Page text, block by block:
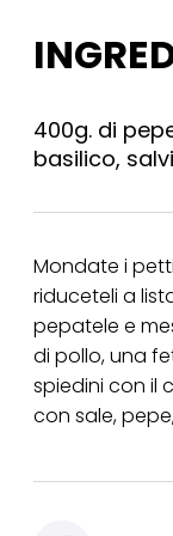
400g. di
basilico,
Mondate i
riduceteli a
pepatele e
di pollo, una
spiedini con il
con sale,